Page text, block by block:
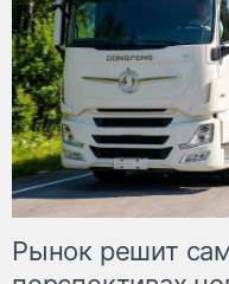
Рынок решит